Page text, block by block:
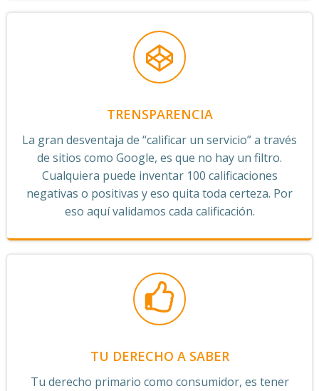
TRENSPARENCIA
La gran desventaja de “calificar un servicio” a través
de sitios como Google, es que no hay un filtro.
Cualquiera puede inventar 100 calificaciones
negativas o positivas y eso quita toda certeza. Por
eso aquí validamos cada calificación.
TU DERECHO A SABER
Tu derecho primario como consumidor, es tener